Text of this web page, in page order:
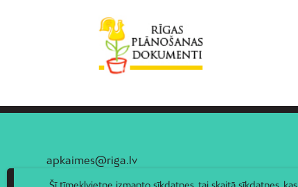
apkaimes@riga.lv